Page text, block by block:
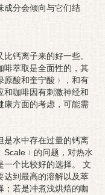
成分会倾向与它们结
钙离子来的好一些。
啡萃取是全面性的，其
原酸和奎宁酸﹚，和有
和咖啡因有刺激神经和
康方面的考虑，可能需
水中存在过量的钙离
的问题，对热水
一个比较好的选择。 文
达到最高的溶解以及萃
；若是冲煮浅烘焙的咖